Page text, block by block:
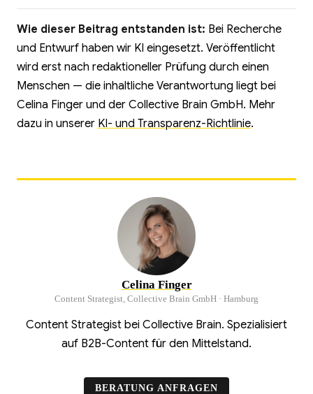
Wie dieser Beitrag entstanden ist: Bei Recherche
und Entwurf haben wir KI eingesetzt. Veröffentlicht
wird erst nach redaktioneller Prüfung durch einen
Menschen — die inhaltliche Verantwortung liegt bei
Celina Finger und der Collective Brain GmbH. Mehr
dazu in unserer KI- und Transparenz-Richtlinie.
Celina Finger
Content Strategist, Collective Brain GmbH · Hamburg
Content Strategist bei Collective Brain. Spezialisiert
auf B2B-Content für den Mittelstand.
BERATUNG ANFRAGEN